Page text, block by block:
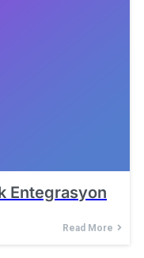
Entegrasyon
Read More